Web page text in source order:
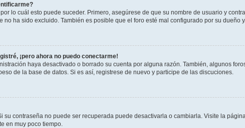
lo cuál esto puede suceder. Primero, asegúrese de que su nombre de usuario y
no ha sido excluido. También es posible que el foro esté mal configurado por su
¡pero ahora no puedo conectarme!
haya desactivado o borrado su cuenta por alguna razón. También, algunos
de la base de datos. Si es así, registrese de nuevo y participe de las discuciones.
su contraseña no puede ser recuperada puede desactivarla o cambiarla. Visite la
en muy poco tiempo.